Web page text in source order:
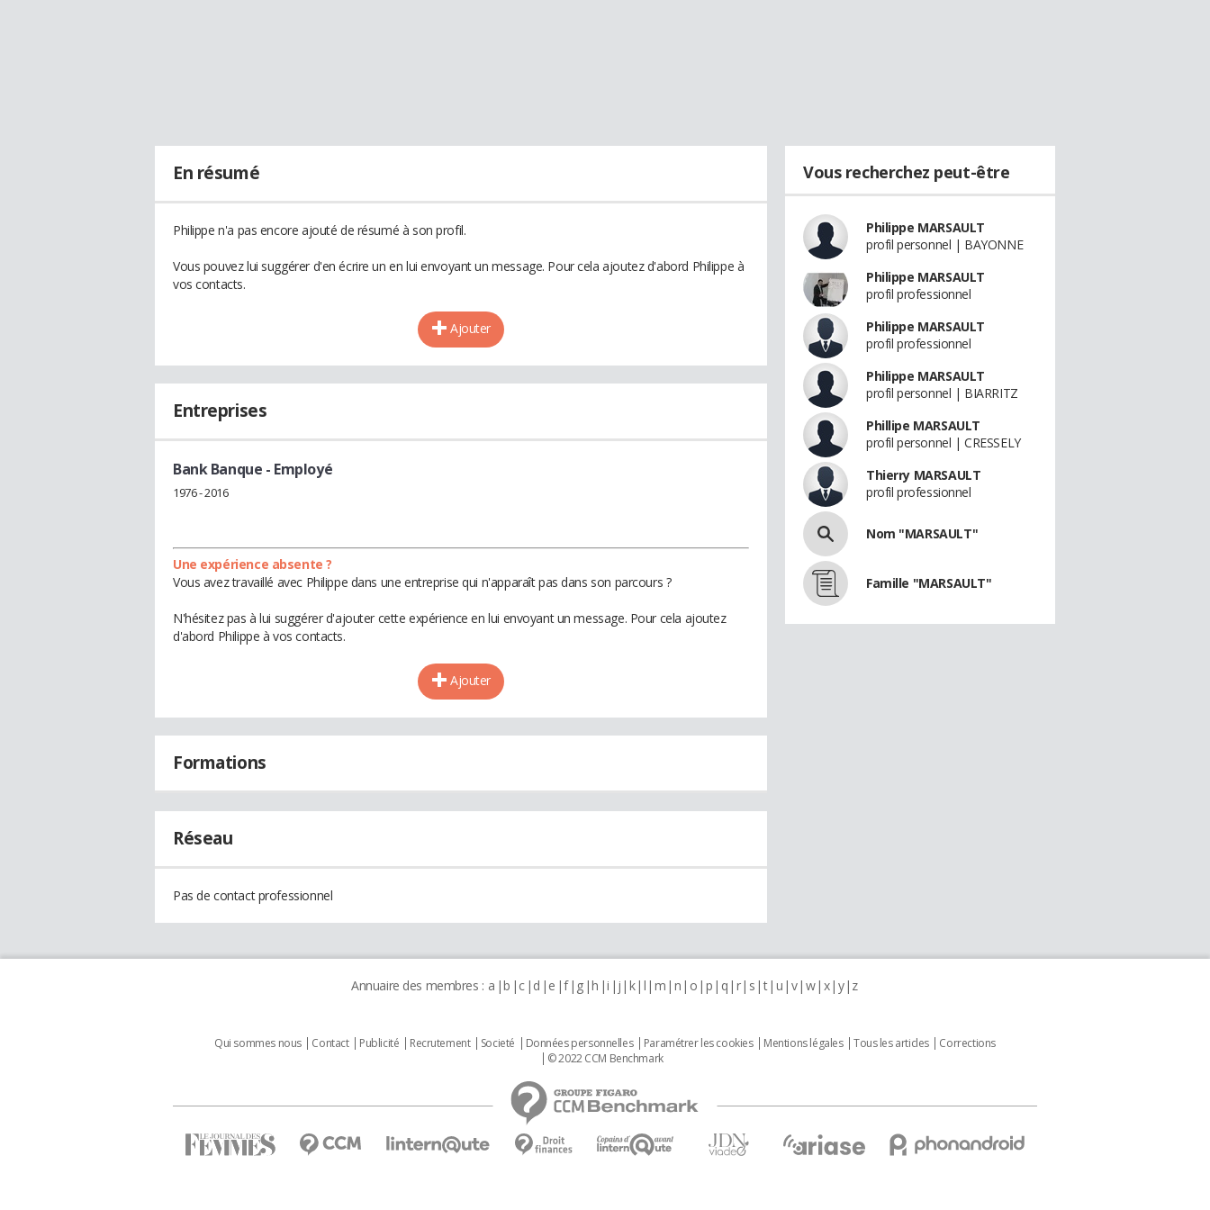
En résumé
Philippe n'a pas encore ajouté de résumé à son profil.
Vous pouvez lui suggérer d'en écrire un en lui envoyant un message. Pour cela ajoutez d'abord Philippe à
vos contacts.
Ajouter
Entreprises
Bank Banque - Employé
1976 - 2016
Une expérience absente ?
Vous avez travaillé avec Philippe dans une entreprise qui n'apparaît pas dans son parcours ?
N'hésitez pas à lui suggérer d'ajouter cette expérience en lui envoyant un message. Pour cela ajoutez
d'abord Philippe à vos contacts.
Ajouter
Formations
Réseau
Pas de contact professionnel
Vous recherchez peut-être
Philippe MARSAULT
profil personnel | BAYONNE
Philippe MARSAULT
profil professionnel
Philippe MARSAULT
profil professionnel
Philippe MARSAULT
profil personnel | BIARRITZ
Phillipe MARSAULT
profil personnel | CRESSELY
Thierry MARSAULT
profil professionnel
Nom "MARSAULT"
Famille "MARSAULT"
Annuaire des membres : a b c d e f g h i j k l m n o p q r s t u v w x y z
Qui sommes nous Contact Publicité Recrutement Societé Données personnelles Paramétrer les cookies Mentions légales Tous les articles
Corrections
© 2022 CCM Benchmark